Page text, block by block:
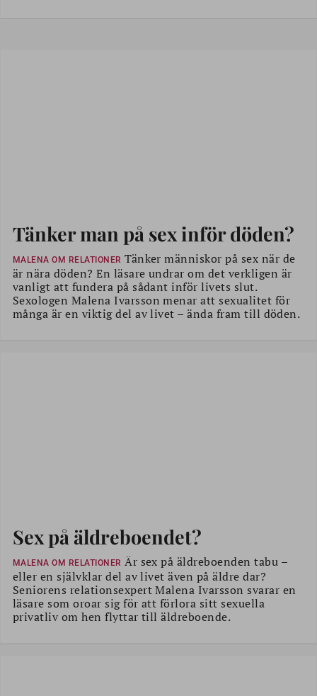
Tänker man på sex inför döden?
MALENA OM RELATIONER Tänker människor på sex när de
är nära döden? En läsare undrar om det verkligen är
vanligt att fundera på sådant inför livets slut.
Sexologen Malena Ivarsson menar att sexualitet för
många är en viktig del av livet – ända fram till döden.
Sex på äldreboendet?
MALENA OM RELATIONER Är sex på äldreboenden tabu –
eller en självklar del av livet även på äldre dar?
Seniorens relationsexpert Malena Ivarsson svarar en
läsare som oroar sig för att förlora sitt sexuella
privatliv om hen flyttar till äldreboende.